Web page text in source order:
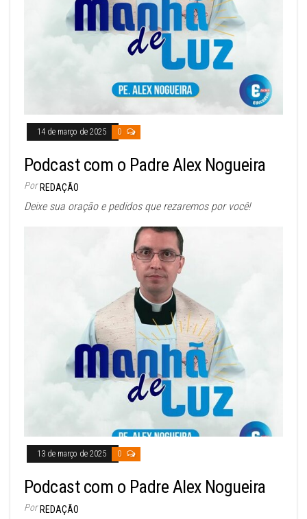
14 de março de 2025 0
Podcast com o Padre Alex Nogueira
Por REDAÇÃO
Deixe sua oração e pedidos que rezaremos por você!
13 de março de 2025 0
Podcast com o Padre Alex Nogueira
Por REDAÇÃO